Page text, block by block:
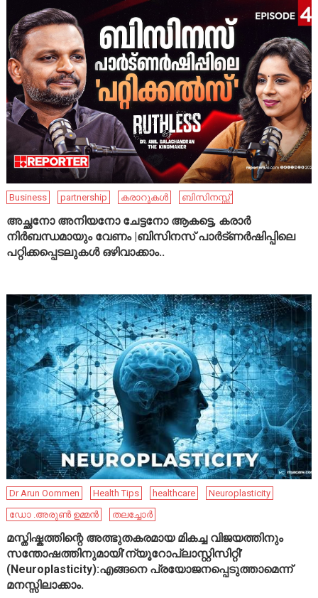
Business partnership കരാറുകൾ ബിസിനസ്സ്
അച്ഛനോ അനിയനോ ചേട്ടനോ ആകട്ടെ, കരാർ
നിർബന്ധമായും വേണം |ബിസിനസ് പാർട്ണർഷിപ്പിലെ
പറ്റിക്കപ്പെടലുകൾ ഒഴിവാക്കാം..
Dr Arun Oommen Health Tips healthcare
Neuroplasticity
ഡോ .അരുൺ ഉമ്മൻ
തലച്ചോർ
മസ്തിഷ്കത്തിന്റെ അത്ഭുതകരമായ മികച്ച വിജയത്തിനും
സന്തോഷത്തിനുമായി’ന്യൂറോപ്ലാസ്റ്റിസിറ്റി’
(Neuroplasticity):എങ്ങനെ പ്രയോജനപ്പെടുത്താമെന്ന്
മനസ്സിലാക്കാം.